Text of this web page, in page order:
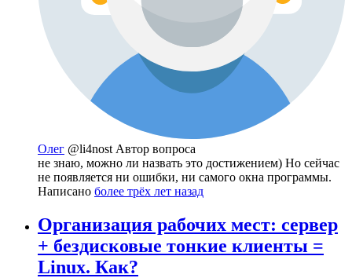
Олег @li4nost Автор вопроса
не знаю, можно ли назвать это достижением) Но сейчас
не появляется ни ошибки, ни самого окна программы.
Написано более трёх лет назад
Организация рабочих мест: сервер
+ бездисковые тонкие клиенты =
Linux. Как?